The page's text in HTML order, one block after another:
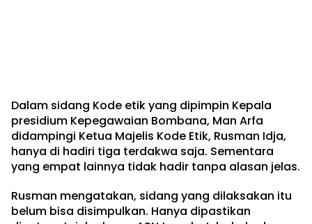
Dalam sidang Kode etik yang dipimpin Kepala
presidium Kepegawaian Bombana, Man Arfa
didampingi Ketua Majelis Kode Etik, Rusman Idja,
hanya di hadiri tiga terdakwa saja. Sementara
yang empat lainnya tidak hadir tanpa alasan jelas.
Rusman mengatakan, sidang yang dilaksakan itu
belum bisa disimpulkan. Hanya dipastikan